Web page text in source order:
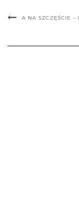
A NA SZCZĘŚCIE –